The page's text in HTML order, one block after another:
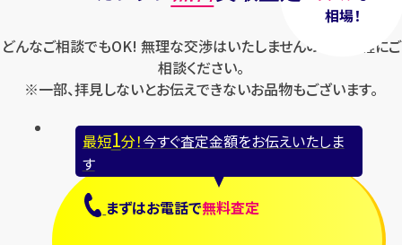
相場！
どんなご相談でもOK! 無理な交渉はいたしませんのでお気軽にご
相談ください。
※一部、拝見しないとお伝えできないお品物もございます。
最短1分！今すぐ査定金額をお伝えいたしま
す
まずはお電話で無料査定